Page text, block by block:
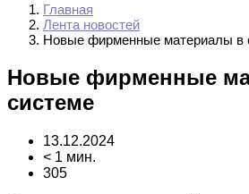
Главная
Лента новостей
Новые фирменные материалы в
Новые фирменные
системе
13.12.2024
< 1 мин.
305